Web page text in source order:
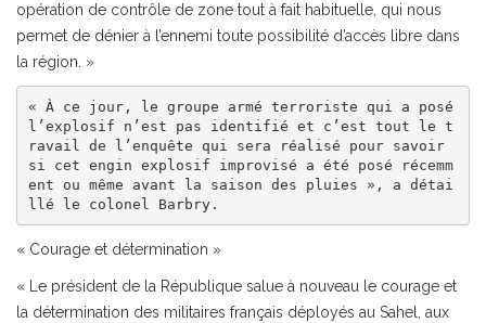
opération de contrôle de zone tout à fait habituelle, qui nous
permet de dénier à l’ennemi toute possibilité d’accès libre dans
la région. »
« À ce jour, le groupe armé terroriste qui a posé
l’explosif n’est pas identifié et c’est tout le t
ravail de l’enquête qui sera réalisé pour savoir
si cet engin explosif improvisé a été posé récemm
ent ou même avant la saison des pluies », a détai
llé le colonel Barbry.
« Courage et détermination »
« Le président de la République salue à nouveau le courage et
la détermination des militaires français déployés au Sahel, aux